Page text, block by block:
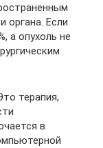
органа. Если
а опухоль не
терапия,
в